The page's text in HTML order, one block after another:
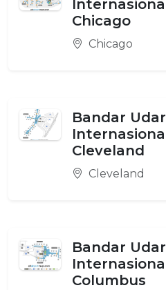
Chicago
Chicago
Bandar
Cleveland
Cleveland
Bandar
Columbus